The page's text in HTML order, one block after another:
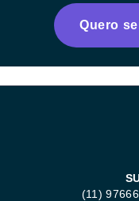
Quero
(11)